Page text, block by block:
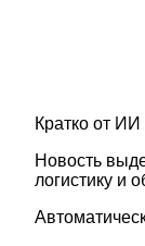
Кратко от ИИ
Новость
логистику и